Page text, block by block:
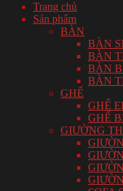
Trang chủ
Sản phẩm
BÀN
BÀN
BÀN
BÀN
BÀN
GHẾ
GHẾ
GHẾ
GIƯỜNG